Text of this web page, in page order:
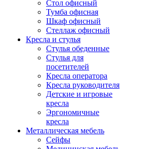
Стол офисный
Тумба офисная
Шкаф офисный
Стеллаж офисный
Кресла и стулья
Стулья обеденные
Стулья для
посетителей
Кресла оператора
Кресла руководителя
Детские и игровые
кресла
Эргономичные
кресла
Металлическая мебель
Сейфы